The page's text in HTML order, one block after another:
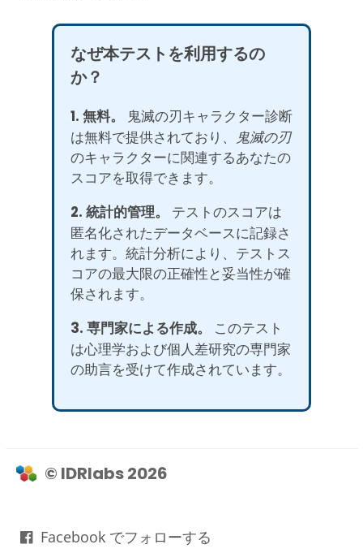
なぜ本テストを利用するの
か？
1. 無料。
鬼滅の刃キャラクター診断
は無料で提供されており、
鬼滅の刃
のキャラクターに関連するあなたの
スコアを取得できます。
2. 統計的管理。
テストのスコアは
匿名化されたデータベースに記録さ
れます。統計分析により、テストス
コアの最大限の正確性と妥当性が確
保されます。
3. 専門家による作成。
このテスト
は心理学および個人差研究の専門家
の助言を受けて作成されています。
© IDRlabs 2026
Facebook でフォローする